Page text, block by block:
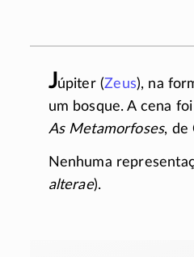
Júpiter (Zeus), na
um bosque. A cena
As Metamorfoses, de
Nenhuma
alterae).